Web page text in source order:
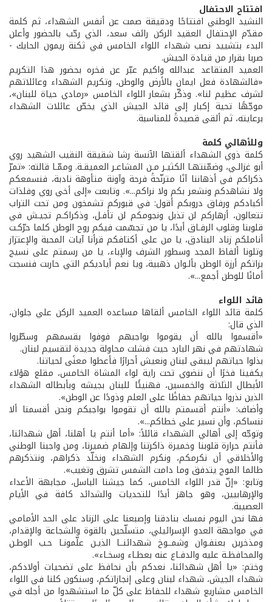
افتتاح الاحتفال
النشيد الوطني افتتاحًا ودقيقة صمت عن أنفس الشهداء، ثم كلمة
مقدّم الإحتفال العقيد الركن رائف سعد، الذي رحّب بالحضور وأعلن
البدء بتشييد نصب شهداء اللواء الخامس في ثكنة ريمون الحايك -
صربا بقرار من قيادة الجيش.
العميد المتقاعد عبدالله واكيم عبّر عن فخره بحضور هذا التكريم
«فالشهادة فعل ايمان بالأرض والوطن، وتكريم الشهداء وعائلاتهم
لشرف عظيم لنا». وذكّر بشعار اللواء الخامس «رمادي حياة للبنان»،
موجّهًا تحية إكبار إلى قائد الجيش الذي يخصّ عائلات الشهداء
برعايته، ثم ألقى قصيدةً للمناسبة.
وللأهالي كلمة
كلمة ذوي الشهداء ألقتها الآنسة رشا شقيقة النقيب الشهيد روي
أبو غزالـي، وضمّنتهـا الكثيـر مـن المشاعـر العميقـة. وممّـا قالته: «تمرّ
ذكراكم في أذهاننا آنًا مترنّحةً فرحة وآونة متأوهة نادبة، فنسمعكم
ولا نشاهدكم ونشعر بكم ولا نراكم...». وتابعت «إلى أخي روي وفلذات
أكبادكم ورفاق دروبكم أقول: في قبوركم تشمخون ومن تحت التراب
تتعالون، أزهاركم لن تذبل ونجومكم لن تأفـل، وذكراكـم تجيـش في
قلوبنا وقلوب الرفـاق أبدًا، يا من تجسّمت فيكم روح الوطن كلما حرّكـت
أناملكم زناد البنادق، يا من على أكتافكم قرأنا آيات المحبة والإعتزاز
وتلونا ألفاظ المجد وسطور الشرف والإباء، يا من رسمتم على نسيج
بزاتكم أرزة الوطن بألـوان ذهبية، ويا نعم أياديكم التي حاربت فنسجت
أمانًا للوطن أجمع...».
قائد اللواء
كلمة قائد اللواء الخامس ألقاها مساعده العميد الركن علي جلوان،
الذي قال:
«أقسموا بالله أن يقوموا بواجبهم فوفوا بقسمهم وسطّروا
شهادتهم في نهر البارد حيث فشلت محاولة جديدة لتقسيم لبنان.
بذلوا حياتهم ليبقى لبنان ونعيش أحرارًا فأعطوا معنًى لحياتنا.
يكفينا فخرًا أن ننضوي تحت راية لواء المشاة الخامس، مقلع هؤلاء
الأبطال الثلاثة والخمسين، فهنيئًا للبنان بجيشه وبأبطاله الشهداء
الذين نذروا حياتهم حفاظًا على العلم وذودًا عن الوطن».
وأضاف: «أنتم أقسمتم بالله أن تقوموا بواجبكم ونحن أقسمنا ألا
ننساكم، وأن نسير على خطاكم...».
وتوجّه إلى أهالي الشهداء قائلاً: «أما أنتم يا أهلنا، أهل شهدائنا،
فأنتم حرارة قلوبنا وخميرة ذاكرتنا وإلهام ضميرنا، ومن واجبنا الوطني
والأخلاقي أن نكرمكم، ونكرم الشهداء ونخلّد ذكراهم، ونتذكرهم
طالما الموج يتدفق وما دامت الشمس تشرق وتغيب».
وتابع: «إنّ قدر اللواء الخامس، كما جيشنا الباسل، مجابهة الأعداء
والإرهابيين، وهو جاهز أبدًا للتحديات والشدائد كافة في الأيام
العصيبة.
فها نحن اليوم نمسك بنادقنا وإصبعنا على الزناد على الحد الأمامي
في مواجهة العدو الإسرائيلي، متسلّحين بالقوة والشجاعة والإقدام،
ومذخرين بعنفـوان وشمــوخ شهدائنــا الذيـن علّمونـا حـب الوطـن
والمحافظـة عليه والدفـاع عنه بعطـاء وسخـاء».
وختم: «يا أهل شهدائنا، نعدكم بأن نحافظ على تضحيات أولادكم،
شهداء الجيش، شهداء لبنان وعلى إنجازاتكم، وسنكون كلنا في اللواء
الخامس مشاريع شهداء للحفاظ على كلّ ما استشهدوا من أجله في